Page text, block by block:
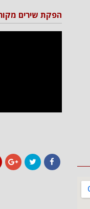
הפקת שירים